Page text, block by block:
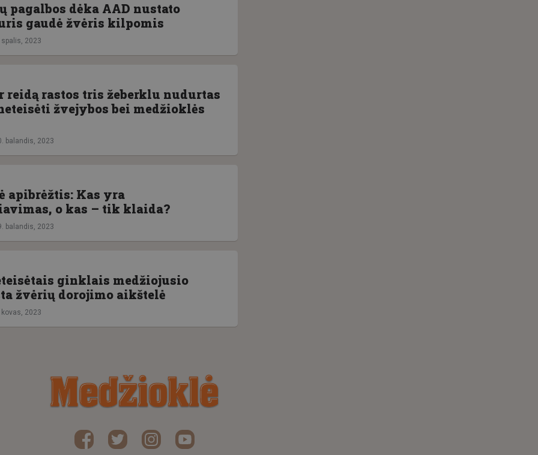
pagalbos dėka AAD nustato
gaudė žvėris kilpomis
spalis, 2023
reidą rastos tris žeberklu nudurtas
žvejybos bei medžioklės
balandis, 2023
apibrėžtis: Kas yra
o kas – tik klaida?
balandis, 2023
ginklais medžiojusio
žvėrių dorojimo aikštelė
kovas, 2023